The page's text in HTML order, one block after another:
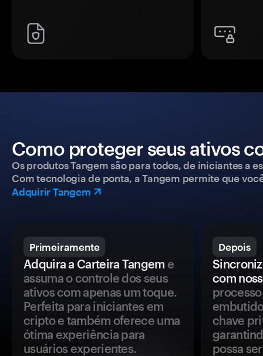
Como proteger seus ativos
Os produtos Tangem são para todos, de iniciantes a
Com tecnologia de ponta, a Tangem permite que
Adquirir Tangem
Primeiramente
Adquira a Carteira Tangem e
assuma o controle dos seus
ativos com apenas um toque.
Perfeita para iniciantes em
cripto e também oferece uma
ótima experiência para
usuários experientes.
Depois
com
chave
possa